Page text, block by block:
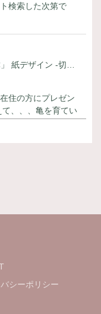
検索した次第で
住の方にプレゼン
て、、、亀を育てい
と思います 御朱印
ドが添えてあり と
シーポリシー